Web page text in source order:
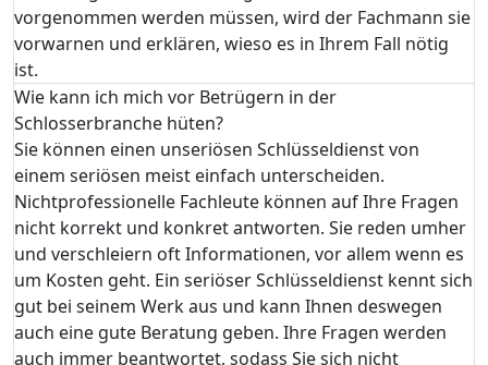
vorgenommen werden müssen, wird der Fachmann sie
vorwarnen und erklären, wieso es in Ihrem Fall nötig
ist.
Wie kann ich mich vor Betrügern in der
Schlosserbranche hüten?
Sie können einen unseriösen Schlüsseldienst von
einem seriösen meist einfach unterscheiden.
Nichtprofessionelle Fachleute können auf Ihre Fragen
nicht korrekt und konkret antworten. Sie reden umher
und verschleiern oft Informationen, vor allem wenn es
um Kosten geht. Ein seriöser Schlüsseldienst kennt sich
gut bei seinem Werk aus und kann Ihnen deswegen
auch eine gute Beratung geben. Ihre Fragen werden
auch immer beantwortet, sodass Sie sich nicht